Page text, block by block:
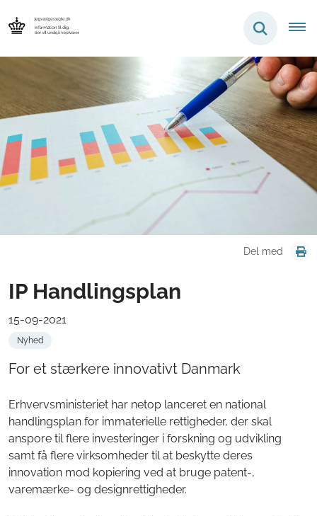
Del med
IP Handlingsplan
15-09-2021
Nyhed
For et stærkere innovativt Danmark
Erhvervsministeriet har netop lanceret en national
handlingsplan for immaterielle rettigheder, der skal
anspore til flere investeringer i forskning og udvikling
samt få flere virksomheder til at beskytte deres
innovation mod kopiering ved at bruge patent-,
varemærke- og designrettigheder.